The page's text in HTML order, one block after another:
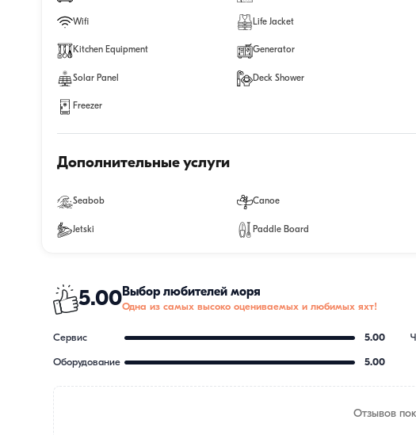
Wifi Life Jacket
Kitchen Equipment Generator
Solar Panel Deck Shower
Freezer
Дополнительные услуги
Seabob Canoe
Jetski Paddle Board
5.00Выбор любителей моря
Одна из самых высоко оцениваемых и любимых яхт!
Сервис 5.00
Оборудование 5.00
Отзывов